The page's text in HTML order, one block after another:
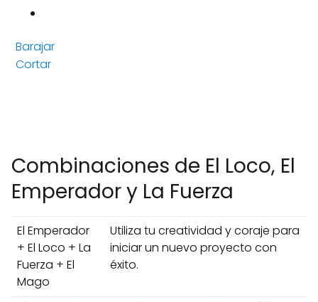
Barajar
Cortar
Combinaciones de El Loco, El
Emperador y La Fuerza
El Emperador
+ El Loco + La
Fuerza + El
Mago
Utiliza tu creatividad y coraje para
iniciar un nuevo proyecto con
éxito.